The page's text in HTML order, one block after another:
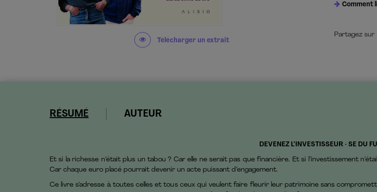
Télécharger un extrait
Comment
RÉSUMÉ AUTEUR
DEVENEZ L’INVESTISSEUR · SE DU
Et si la richesse n’était plus un tabou ? Car elle ne serait pas que financière. Et si l’investissement
Car chaque euro placé pourrait devenir un acte puissant d’engagement.
Ce livre s’adresse à toutes celles et tous ceux qui veulent faire fleurir leur patrimoine sans